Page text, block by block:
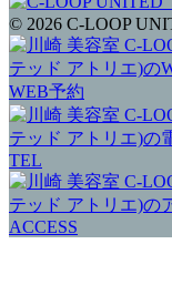
© 2026 C-LOOP
WEB予約
TEL
ACCESS